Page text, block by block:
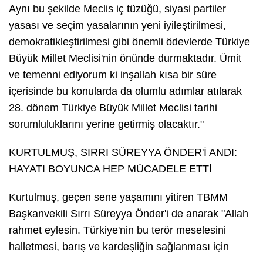
Aynı bu şekilde Meclis iç tüzüğü, siyasi partiler
yasası ve seçim yasalarının yeni iyileştirilmesi,
demokratikleştirilmesi gibi önemli ödevlerde Türkiye
Büyük Millet Meclisi'nin önünde durmaktadır. Ümit
ve temenni ediyorum ki inşallah kısa bir süre
içerisinde bu konularda da olumlu adımlar atılarak
28. dönem Türkiye Büyük Millet Meclisi tarihi
sorumluluklarını yerine getirmiş olacaktır."
KURTULMUŞ, SIRRI SÜREYYA ÖNDER'İ ANDI:
HAYATI BOYUNCA HEP MÜCADELE ETTİ
Kurtulmuş, geçen sene yaşamını yitiren TBMM
Başkanvekili Sırrı Süreyya Önder'i de anarak "Allah
rahmet eylesin. Türkiye'nin bu terör meselesini
halletmesi, barış ve kardeşliğin sağlanması için